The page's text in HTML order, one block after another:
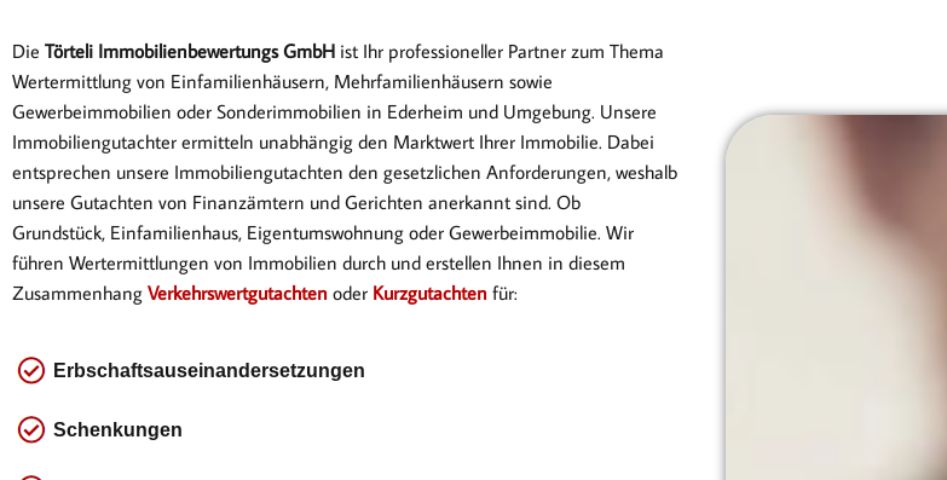
Die Törteli Immobilienbewertungs GmbH ist Ihr professioneller Partner zum Thema
Wertermittlung von Einfamilienhäusern, Mehrfamilienhäusern sowie
Gewerbeimmobilien oder Sonderimmobilien in Ederheim und Umgebung. Unsere
Immobiliengutachter ermitteln unabhängig den Marktwert Ihrer Immobilie. Dabei
entsprechen unsere Immobiliengutachten den gesetzlichen Anforderungen, weshalb
unsere Gutachten von Finanzämtern und Gerichten anerkannt sind. Ob
Grundstück, Einfamilienhaus, Eigentumswohnung oder Gewerbeimmobilie. Wir
führen Wertermittlungen von Immobilien durch und erstellen Ihnen in diesem
Zusammenhang Verkehrswertgutachten oder Kurzgutachten für:
Erbschaftsauseinandersetzungen
Schenkungen